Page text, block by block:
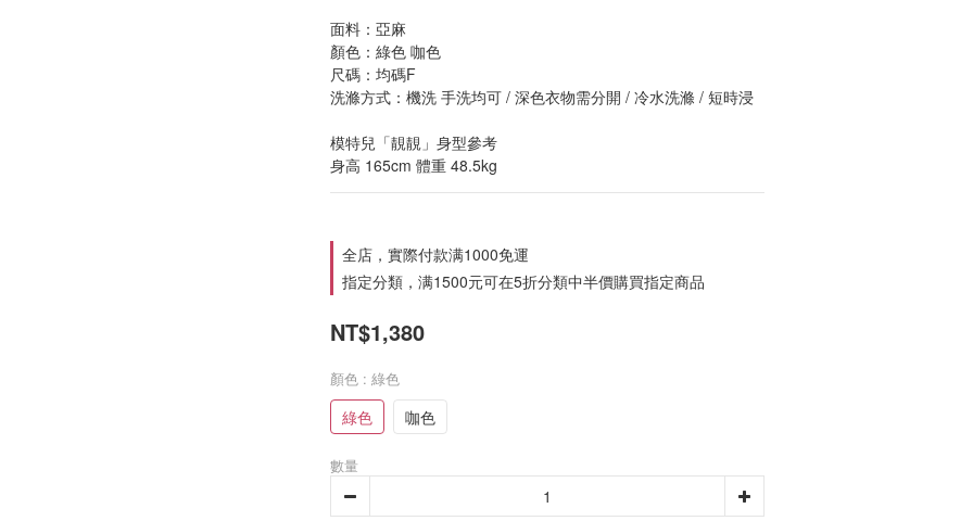
面料：亞麻
顏色：綠色 咖色
尺碼：均碼F
洗滌方式：機洗 手洗均可 / 深色衣物需分開 / 冷水洗滌 / 短時浸
模特兒「靚靚」身型參考
身高 165cm 體重 48.5kg
全店，實際付款满1000免運
指定分類，满1500元可在5折分類中半價購買指定商品
NT$1,380
顏色 : 綠色
綠色 咖色
數量